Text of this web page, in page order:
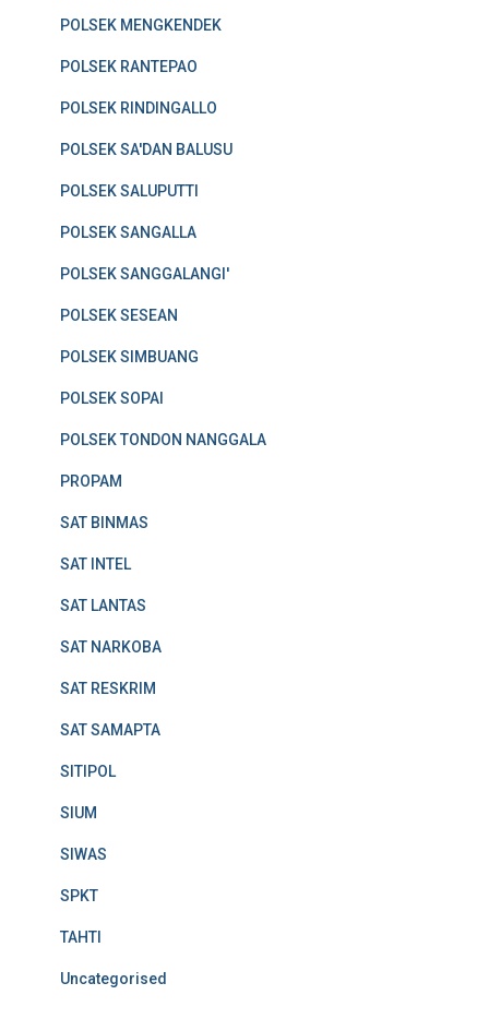
POLSEK MENGKENDEK
POLSEK RANTEPAO
POLSEK RINDINGALLO
POLSEK SA'DAN BALUSU
POLSEK SALUPUTTI
POLSEK SANGALLA
POLSEK SANGGALANGI'
POLSEK SESEAN
POLSEK SIMBUANG
POLSEK SOPAI
POLSEK TONDON NANGGALA
PROPAM
SAT BINMAS
SAT INTEL
SAT LANTAS
SAT NARKOBA
SAT RESKRIM
SAT SAMAPTA
SITIPOL
SIUM
SIWAS
SPKT
TAHTI
Uncategorised